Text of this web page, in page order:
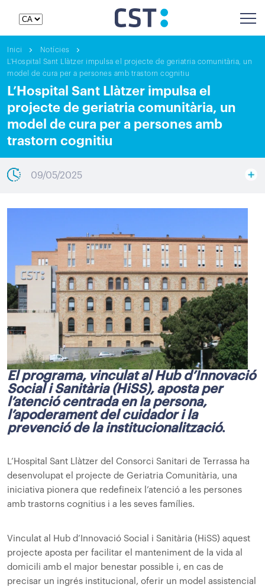
Inici
Notícies
L'Hospital Sant Llàtzer impulsa el projecte de geriatria comunitària, un
model de cura per a persones amb trastorn cognitiu
L’Hospital Sant Llàtzer impulsa el
projecte de geriatria comunitària, un
model de cura per a persones amb
trastorn cognitiu
09/05/2025
El programa, vinculat al Hub d’Innovació
Social i Sanitària (HiSS), aposta per
l’atenció centrada en la persona,
l’apoderament del cuidador i la
prevenció de la institucionalització.
L’Hospital Sant Llàtzer del Consorci Sanitari de Terrassa ha
desenvolupat el projecte de Geriatria Comunitària, una
iniciativa pionera que redefineix l’atenció a les persones
amb trastorns cognitius i a les seves famílies.
Vinculat al Hub d’Innovació Social i Sanitària (HiSS) aquest
projecte aposta per facilitar el manteniment de la vida al
domicili amb el major benestar possible i, en cas de
precisar un ingrés institucional, oferir un model assistencial